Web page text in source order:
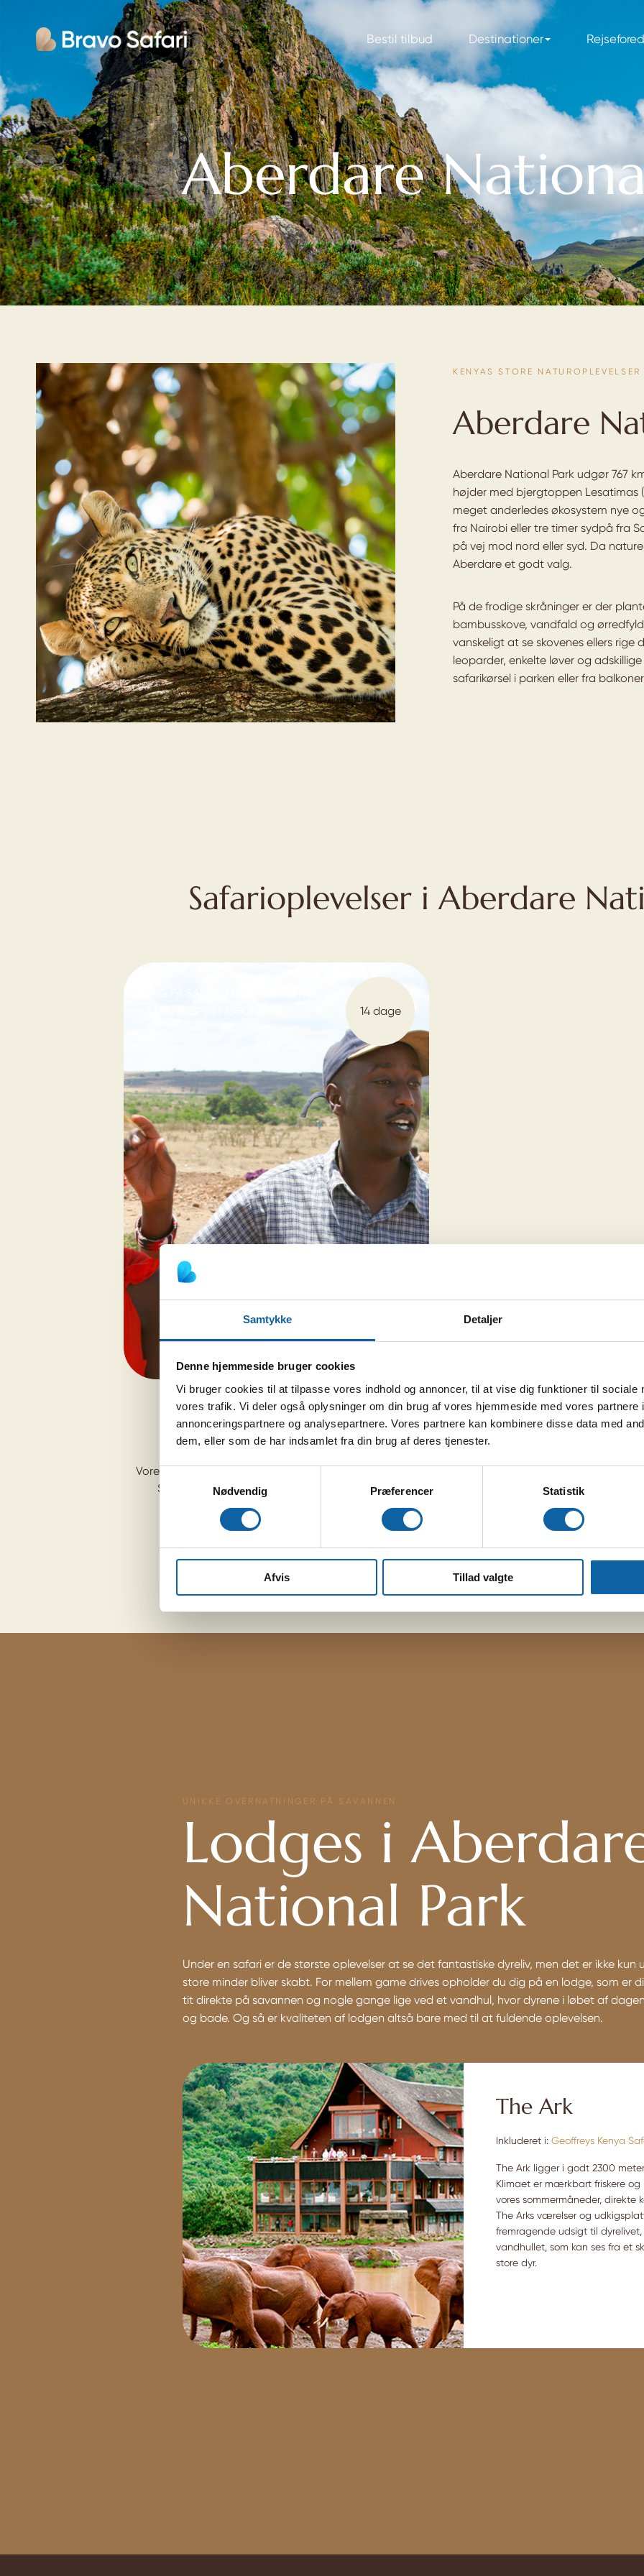
Samtykke Detaljer
Denne hjemmeside bruger cookies
Vi bruger cookies til at tilpasse vores indhold og annoncer, til at vise dig funktioner til sociale
vores trafik. Vi deler også oplysninger om din brug af vores hjemmeside med vores partnere
annonceringspartnere og analysepartnere. Vores partnere kan kombinere disse data med
dem, eller som de har indsamlet fra din brug af deres tjenester.
Samtykkevalg
Nødvendig
Præferencer Statistik
Afvis Tillad valgte
Bestil tilbud Destinationer
Aberdare
KENYAS STORE NATUROPLEVELSER
Aberdare
Aberdare National Park udgør 767
højder med bjergtoppen Lesatimas
meget anderledes økosystem nye
fra Nairobi eller tre timer sydpå fra
på vej mod nord eller syd. Da
Aberdare et godt valg.
På de frodige skråninger er der
bambusskove, vandfald og
vanskeligt at se skovenes ellers rige
leoparder, enkelte løver og
safarikørsel i parken eller fra
Safarioplevelser i Aberdare
14 dage
Geoffreys Kenya safari
Frakr 25.699
Vores populære, dansktalende safariekspert, Geoffrey
Sendeu, som bor i Kenya, viser dig sine bedste
safariområder og deler ud af sin store viden.
UNIKKE OVERNATNINGER PÅ SAVANNEN
Lodges i
National Park
Under en safari er de største oplevelser at se det fantastiske dyreliv, men det er ikke kun
store minder bliver skabt. For mellem game drives opholder du dig på en lodge, som er
tit direkte på savannen og nogle gange lige ved et vandhul, hvor dyrene i løbet af
og bade. Og så er kvaliteten af lodgen altså bare med til at fuldende oplevelsen.
The Ark
Inkluderet i: Geoffreys Kenya
The Ark ligger i godt 2300
Klimaet er mærkbart friskere og
vores sommermåneder, direkte
The Arks værelser og
fremragende udsigt til dyrelivet,
vandhullet, som kan ses fra et
store dyr.